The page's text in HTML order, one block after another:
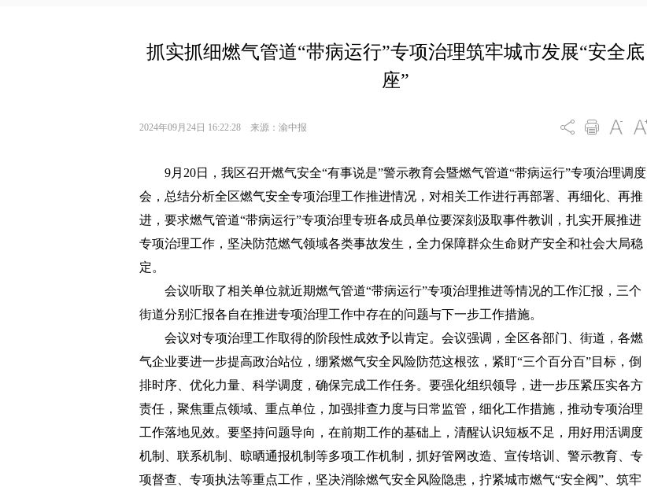
抓实抓细燃气管道“带病运行”专项治理筑牢城市发展“安全底
座”
2024年09月24日 16:22:28 来源：渝中报
9月20日，我区召开燃气安全“有事说是”警示教育会暨燃气管道“带病运行”专项治理调度
会，总结分析全区燃气安全专项治理工作推进情况，对相关工作进行再部署、再细化、再推
进，要求燃气管道“带病运行”专项治理专班各成员单位要深刻汲取事件教训，扎实开展推进
专项治理工作，坚决防范燃气领域各类事故发生，全力保障群众生命财产安全和社会大局稳
定。
会议听取了相关单位就近期燃气管道“带病运行”专项治理推进等情况的工作汇报，三个
街道分别汇报各自在推进专项治理工作中存在的问题与下一步工作措施。
会议对专项治理工作取得的阶段性成效予以肯定。会议强调，全区各部门、街道，各燃
气企业要进一步提高政治站位，绷紧燃气安全风险防范这根弦，紧盯“三个百分百”目标，倒
排时序、优化力量、科学调度，确保完成工作任务。要强化组织领导，进一步压紧压实各方
责任，聚焦重点领域、重点单位，加强排查力度与日常监管，细化工作措施，推动专项治理
工作落地见效。要坚持问题导向，在前期工作的基础上，清醒认识短板不足，用好用活调度
机制、联系机制、晾晒通报机制等多项工作机制，抓好管网改造、宣传培训、警示教育、专
项督查、专项执法等重点工作，坚决消除燃气安全风险隐患，拧紧城市燃气“安全阀”、筑牢